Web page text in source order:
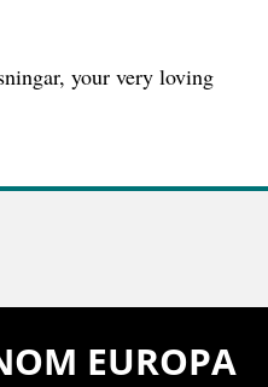
your very loving
EUROPA